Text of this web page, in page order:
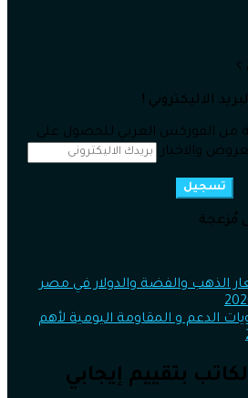
؟
الاليكتروني !
من الفوركس العربي للحصول على
والاخبار
تسجيل
مُزعجة
الذهب والفضة والدولار في مصر
الدعم و المقاومة اليومية لأهم
بتقييم إيجابي